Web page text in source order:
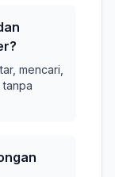
mencari,